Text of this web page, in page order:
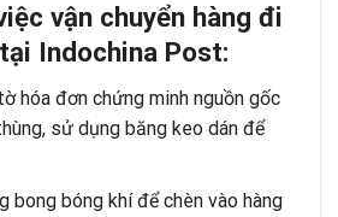
vận chuyển hàng đi
Indochina Post:
hóa đơn chứng minh nguồn gốc
sử dụng băng keo dán để
bong bóng khí để chèn vào hàng